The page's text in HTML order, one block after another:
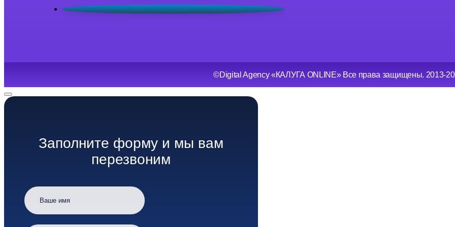
©Digital Agency «КАЛУГА ONLINE» Все права защищены. 2013-
Заполните форму и мы вам
перезвоним